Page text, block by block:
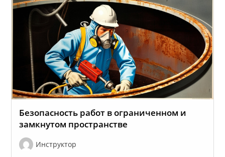
Безопасность работ в ограниченном и
замкнутом пространстве
Инструктор